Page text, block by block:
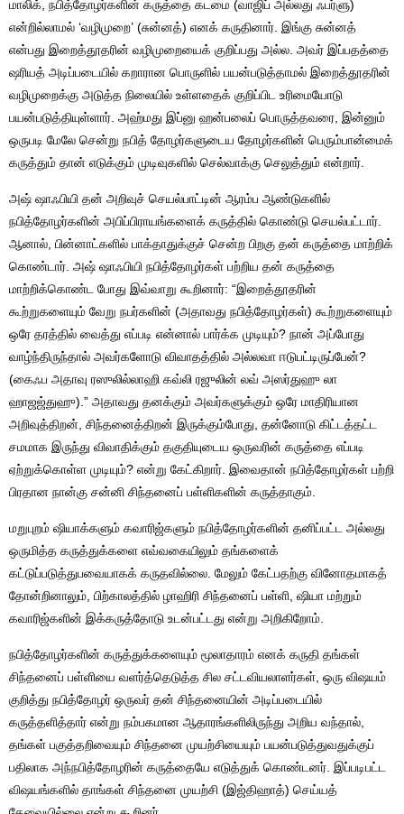
மாலிக், நபித்தோழர்களின் கருத்தை கடமை (வாஜிப் அல்லது ஃபர்ளு)
என்றில்லாமல் ‘வழிமுறை’ (சுன்னத்) எனக் கருதினார். இங்கு சுன்னத்
என்பது இறைத்தூதரின் வழிமுறையைக் குறிப்பது அல்ல. அவர் இப்பதத்தை
ஷரியத் அடிப்படையில் கறாரான பொருளில் பயன்படுத்தாமல் இறைத்தூதரின்
வழிமுறைக்கு அடுத்த நிலையில் உள்ளதைக் குறிப்பிட உரிமையோடு
பயன்படுத்தியுள்ளார். அஹ்மது இப்னு ஹன்பலைப் பொருத்தவரை, இன்னும்
ஒருபடி மேலே சென்று நபித் தோழர்களுடைய தோழர்களின் பெரும்பான்மைக்
கருத்தும் தான் எடுக்கும் முடிவுகளில் செல்வாக்கு செலுத்தும் என்றார்.
அஷ் ஷாஃபியி தன் அறிவுச் செயல்பாட்டின் ஆரம்ப ஆண்டுகளில்
நபித்தோழர்களின் அபிப்பிராயங்களைக் கருத்தில் கொண்டு செயல்பட்டார்.
ஆனால், பின்னாட்களில் பாக்தாதுக்குச் சென்ற பிறகு தன் கருத்தை மாற்றிக்
கொண்டார். அஷ் ஷாஃபியி நபித்தோழர்கள் பற்றிய தன் கருத்தை
மாற்றிக்கொண்ட போது இவ்வாறு கூறினார்: “இறைத்தூதரின்
கூற்றுகளையும் வேறு நபர்களின் (அதாவது நபித்தோழர்கள்) கூற்றுகளையும்
ஒரே தரத்தில் வைத்து எப்படி என்னால் பார்க்க முடியும்? நான் அப்போது
வாழ்ந்திருந்தால் அவர்களோடு விவாதத்தில் அல்லவா ஈடுபட்டிருப்பேன்?
(கைஃப அதாவு ரஸுலில்லாஹி கவ்லி ரஜுலின் லவ் அஸர்துஹு லா
ஹாஜஜ்துஹு).” அதாவது தனக்கும் அவர்களுக்கும் ஒரே மாதிரியான
அறிவுத்திறன், சிந்தனைத்திறன் இருக்கும்போது, தன்னோடு கிட்டத்தட்ட
சமமாக இருந்து விவாதிக்கும் தகுதியுடைய ஒருவரின் கருத்தை எப்படி
ஏற்றுக்கொள்ள முடியும்? என்று கேட்கிறார். இவைதான் நபித்தோழர்கள் பற்றி
பிரதான நான்கு சன்னி சிந்தனைப் பள்ளிகளின் கருத்தாகும்.
மறுபுறம் ஷியாக்களும் கவாரிஜ்களும் நபித்தோழர்களின் தனிப்பட்ட அல்லது
ஒருமித்த கருத்துக்களை எவ்வகையிலும் தங்களைக்
கட்டுப்படுத்துபவையாகக் கருதவில்லை. மேலும் கேட்பதற்கு வினோதமாகத்
தோன்றினாலும், பிற்காலத்தில் ழாஹிரி சிந்தனைப் பள்ளி, ஷியா மற்றும்
கவாரிஜ்களின் இக்கருத்தோடு உடன்பட்டது என்று அறிகிறோம்.
நபித்தோழர்களின் கருத்துக்களையும் மூலாதாரம் எனக் கருதி தங்கள்
சிந்தனைப் பள்ளியை வளர்த்தெடுத்த சில சட்டவியலாளர்கள், ஒரு விஷயம்
குறித்து நபித்தோழர் ஒருவர் தன் சிந்தனையின் அடிப்படையில்
கருத்தளித்தார் என்று நம்பகமான ஆதாரங்களிலிருந்து அறிய வந்தால்,
தங்கள் பகுத்தறிவையும் சிந்தனை முயற்சியையும் பயன்படுத்துவதுக்குப்
பதிலாக அந்நபித்தோழரின் கருத்தையே எடுத்துக் கொண்டனர். இப்படிபட்ட
விஷயங்களில் தாங்கள் சிந்தனை முயற்சி (இஜ்திஹாத்) செய்யத்